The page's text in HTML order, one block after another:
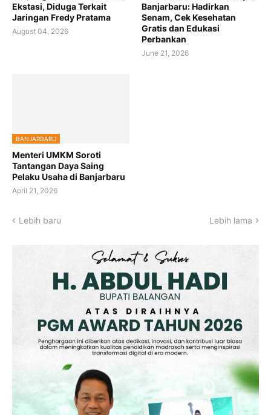
Ekstasi, Diduga Terkait
Jaringan Fredy Pratama
August 04, 2026
Banjarbaru: Hadirkan
Senam, Cek Kesehatan
Gratis dan Edukasi
Perbankan
June 21, 2026
BANJARBARU
Menteri UMKM Soroti
Tantangan Daya Saing
Pelaku Usaha di Banjarbaru
April 21, 2026
Lebih baru Lebih lama